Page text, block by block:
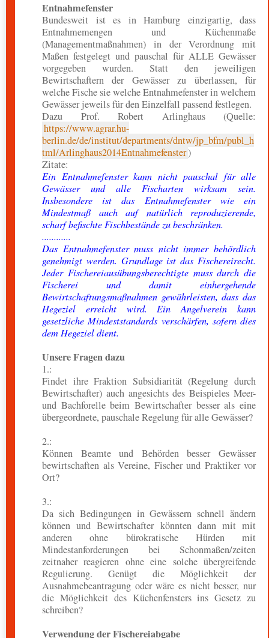
Entnahmefenster
Bundesweit ist es in Hamburg einzigartig, dass
Entnahmemengen und Küchenmaße
(Managementmaßnahmen) in der Verordnung mit
Maßen festgelegt und pauschal für ALLE Gewässer
vorgegeben wurden. Statt den jeweiligen
Bewirtschaftern der Gewässer zu überlassen, für
welche Fische sie welche Entnahmefenster in welchem
Gewässer jeweils für den Einzelfall passend festlegen.
Dazu Prof. Robert Arlinghaus (Quelle:
https://www.agrar.hu-
berlin.de/de/institut/departments/dntw/jp_bfm/publ_h
tml/Arlinghaus2014Entnahmefenster)
Zitate:
Ein Entnahmefenster kann nicht pauschal für alle
Gewässer und alle Fischarten wirksam sein.
Insbesondere ist das Entnahmefenster wie ein
Mindestmaß auch auf natürlich reproduzierende,
scharf befischte Fischbestände zu beschränken.
............
Das Entnahmefenster muss nicht immer behördlich
genehmigt werden. Grundlage ist das Fischereirecht.
Jeder Fischereiausübungsberechtigte muss durch die
Fischerei und damit einhergehende
Bewirtschaftungsmaßnahmen gewährleisten, dass das
Hegeziel erreicht wird. Ein Angelverein kann
gesetzliche Mindeststandards verschärfen, sofern dies
dem Hegeziel dient.
Unsere Fragen dazu
1.:
Findet ihre Fraktion Subsidiarität (Regelung durch
Bewirtschafter) auch angesichts des Beispieles Meer-
und Bachforelle beim Bewirtschafter besser als eine
übergeordnete, pauschale Regelung für alle Gewässer?
2.:
Können Beamte und Behörden besser Gewässer
bewirtschaften als Vereine, Fischer und Praktiker vor
Ort?
3.:
Da sich Bedingungen in Gewässern schnell ändern
können und Bewirtschafter könnten dann mit mit
anderen ohne bürokratische Hürden mit
Mindestanforderungen bei Schonmaßen/zeiten
zeitnaher reagieren ohne eine solche übergreifende
Regulierung. Genügt die Möglichkeit der
Ausnahmebeantragung oder wäre es nicht besser, nur
die Möglichkeit des Küchenfensters ins Gesetz zu
schreiben?
Verwendung der Fischereiabgabe